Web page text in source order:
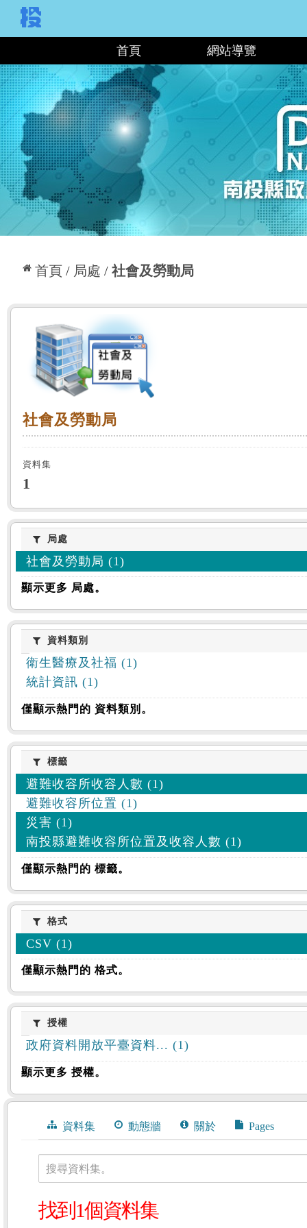
首頁 網站導覽
首頁 局處 社會及勞動局
::: 社會及勞動局
社會及勞動局
資料集
1
局處局處
社會及勞動局 (1)
顯示更多 局處。
資料類別
資料類別
衛生醫療及社福 (1)
統計資訊 (1)
僅顯示熱門的 資料類別。
標籤標籤
避難收容所收容人數 (1)
避難收容所位置 (1)
災害 (1)
南投縣避難收容所位置及收容人數 (1)
僅顯示熱門的 標籤。
格式格式
CSV (1)
僅顯示熱門的 格式。
授權授權
政府資料開放平臺資料... (1)
顯示更多 授權。
資料集 動態牆 關於 Pages
搜尋資料集。
找到1個資料集